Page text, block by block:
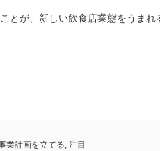
とが、新しい飲食店業態をうまれ
業計画を立てる, 注目